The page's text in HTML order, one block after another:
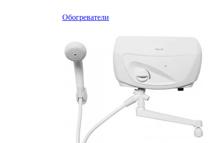
Обогреватели